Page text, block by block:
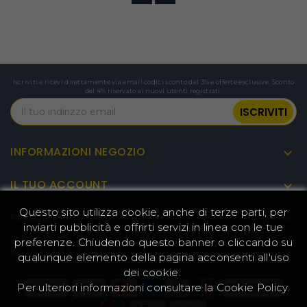
IL TUO ACCOUNT 
PRODOTTI 
LA NOSTRA AZIENDA 
INFORMAZIONI NEGOZIO 
Iscriviti e ricevi direttamente via email codici sconto del 3% e offerte esclusive. Sconto
del 4% riservato ai nuovi utenti registrati.
Questo sito utilizza cookie, anche di terze parti, per
inviarti pubblicità e offrirti servizi in linea con le tue
preferenze. Chiudendo questo banner o cliccando su
qualunque elemento della pagina acconsenti all'uso
dei cookie.
Per ulteriori informazioni consultare la Cookie Policy.